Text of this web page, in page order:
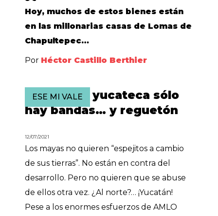
Hoy, muchos de estos bienes están
en las millonarias casas de Lomas de
Chapultepec…
Por Héctor Castillo Berthier
ESE MI VALE
En la radio yucateca sólo
hay bandas… y reguetón
12/07/2021
Los mayas no quieren “espejitos a cambio
de sus tierras”. No están en contra del
desarrollo. Pero no quieren que se abuse
de ellos otra vez. ¿Al norte?… ¡Yucatán!
Pese a los enormes esfuerzos de AMLO